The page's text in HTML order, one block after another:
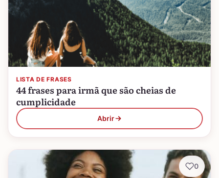
LISTA DE FRASES
44 frases para irmã que são cheias de
cumplicidade
Abrir
0